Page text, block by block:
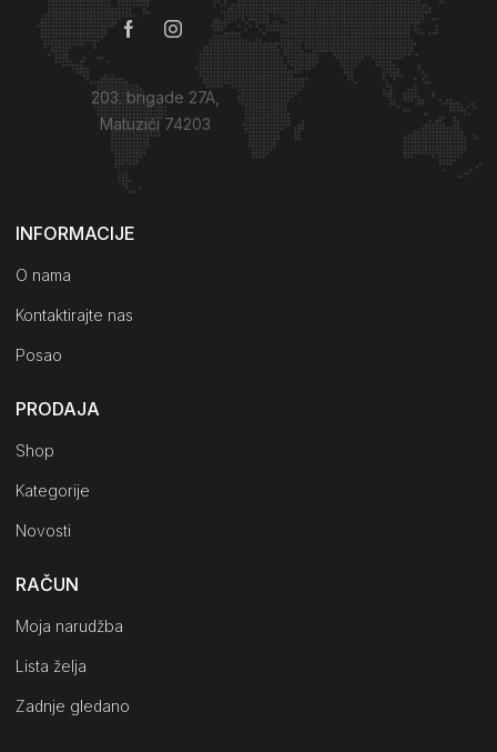
203. brigade 27A,
Matuzići 74203
Kako do nas?
INFORMACIJE
O nama
Kontaktirajte nas
Posao
PRODAJA
Shop
Kategorije
Novosti
RAČUN
Moja narudžba
Lista želja
Zadnje gledano